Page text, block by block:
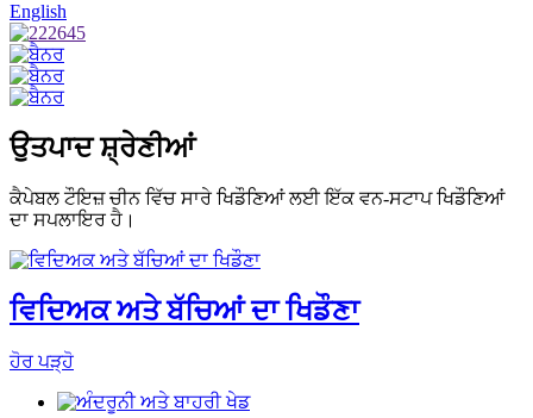
English
ਉਤਪਾਦ ਸ਼੍ਰੇਣੀਆਂ
ਕੈਪੇਬਲ ਟੌਇਜ਼ ਚੀਨ ਵਿੱਚ ਸਾਰੇ ਖਿਡੌਣਿਆਂ ਲਈ ਇੱਕ ਵਨ-ਸਟਾਪ ਖਿਡੌਣਿਆਂ
ਦਾ ਸਪਲਾਇਰ ਹੈ।
ਵਿਦਿਅਕ ਅਤੇ ਬੱਚਿਆਂ ਦਾ ਖਿਡੌਣਾ
ਹੋਰ ਪੜ੍ਹੋ